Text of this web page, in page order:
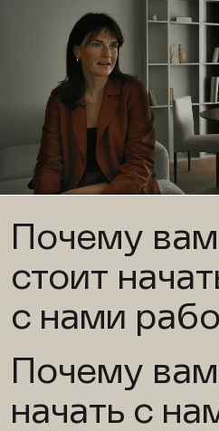
Почему вам
стоит
с нами
Почему
начать с